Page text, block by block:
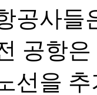
공사들
공항
선을